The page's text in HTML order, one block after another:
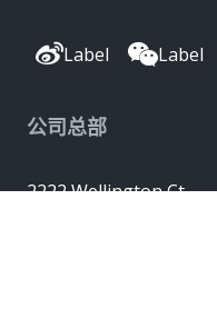
Label Label
公司总部
2222 Wellington Ct